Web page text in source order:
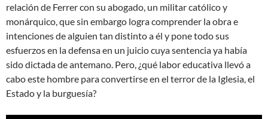
relación de Ferrer con su abogado, un militar católico y
monárquico, que sin embargo logra comprender la obra e
intenciones de alguien tan distinto a él y pone todo sus
esfuerzos en la defensa en un juicio cuya sentencia ya había
sido dictada de antemano. Pero, ¿qué labor educativa llevó a
cabo este hombre para convertirse en el terror de la Iglesia, el
Estado y la burguesía?